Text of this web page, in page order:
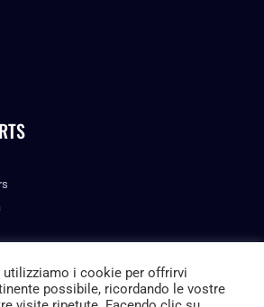
i cookie per offrirvi
possibile, ricordando le vostre